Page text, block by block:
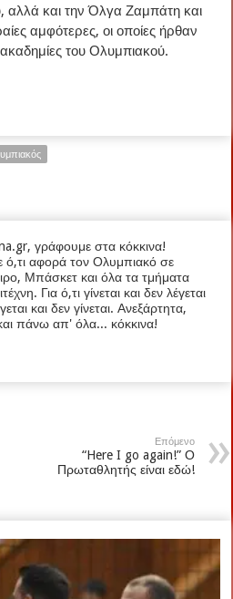
αλλά και την Όλγα Ζαμπάτη και
αμφότερες, οι οποίες ήρθαν
του Ολυμπιακού.
γράφουμε στα κόκκινα!
ό,τι αφορά τον Ολυμπιακό σε
Μπάσκετ και όλα τα τμήματα
Για ό,τι γίνεται και δεν λέγεται
και δεν γίνεται. Ανεξάρτητα,
και πάνω απ' όλα... κόκκινα!
Επόμενο
“Here I go again!” Ο
Πρωταθλητής είναι εδώ!